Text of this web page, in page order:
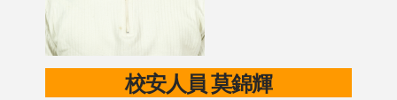
校安人員 莫錦輝